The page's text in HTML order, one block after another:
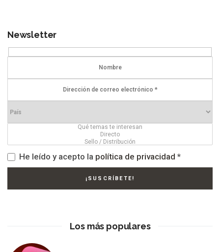
Newsletter
He leído y acepto la política de privacidad *
Los más populares